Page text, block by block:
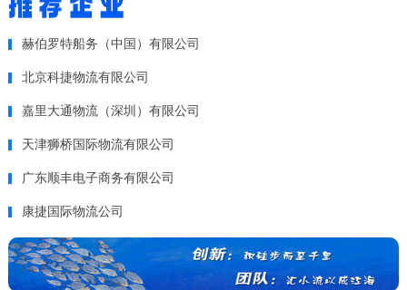
赫伯罗特船务（中国）有限公司
北京科捷物流有限公司
嘉里大通物流（深圳）有限公司
天津狮桥国际物流有限公司
广东顺丰电子商务有限公司
康捷国际物流公司